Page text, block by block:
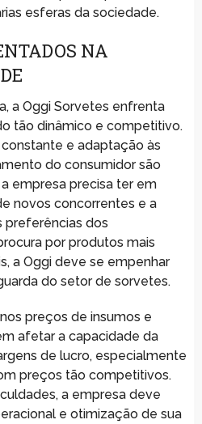
esferas da sociedade.
NA
a Oggi Sorvetes enfrenta
tão dinâmico e competitivo.
e adaptação às
do consumidor são
empresa precisa ter em
novos concorrentes e a
preferências dos
por produtos mais
a Oggi deve se empenhar
do setor de sorvetes.
preços de insumos e
afetar a capacidade da
de lucro, especialmente
preços tão competitivos.
a empresa deve
e otimização de sua